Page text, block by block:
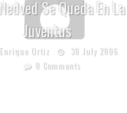
Nedved Se Queda En La
Juventus
Enrique Ortiz
30 July 2006
0 Comments